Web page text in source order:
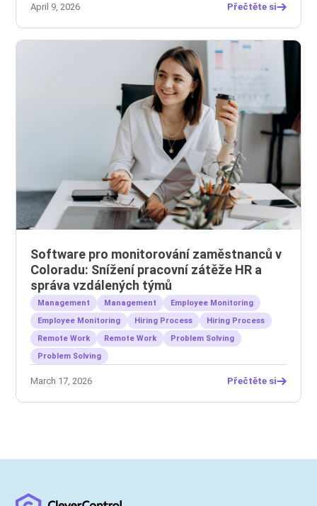
April 9, 2026 Přečtěte si
Software pro monitorování zaměstnanců v
Coloradu: Snížení pracovní zátěže HR a
správa vzdálených týmů
Management Management
Employee Monitoring
Employee Monitoring
Hiring Process
Hiring Process
Remote Work
Remote Work
Problem Solving
Problem Solving
March 17, 2026 Přečtěte si